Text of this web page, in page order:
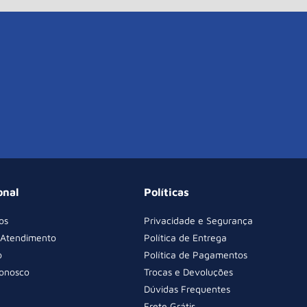
Políticas
Privacidade e Segurança
Política de Entrega
Política de Pagamentos
Trocas e Devoluções
Dúvidas Frequentes